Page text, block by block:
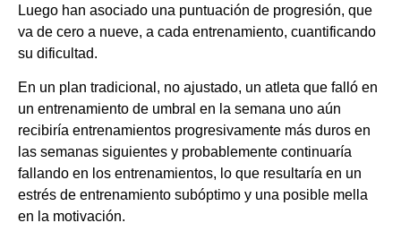
Luego han asociado una puntuación de progresión, que
va de cero a nueve, a cada entrenamiento, cuantificando
su dificultad.
En un plan tradicional, no ajustado, un atleta que falló en
un entrenamiento de umbral en la semana uno aún
recibiría entrenamientos progresivamente más duros en
las semanas siguientes y probablemente continuaría
fallando en los entrenamientos, lo que resultaría en un
estrés de entrenamiento subóptimo y una posible mella
en la motivación.